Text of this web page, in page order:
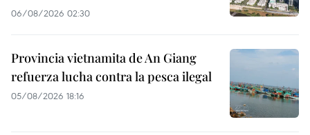
06/08/2026 02:30
Provincia vietnamita de An Giang
refuerza lucha contra la pesca ilegal
05/08/2026 18:16